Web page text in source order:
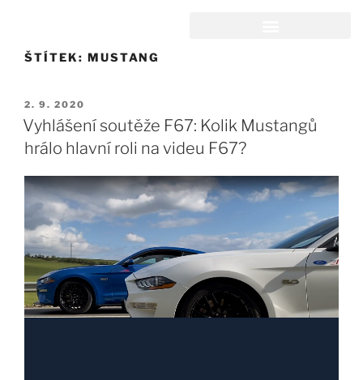
ŠTÍTEK: MUSTANG
2. 9. 2020
Vyhlášení soutěže F67: Kolik Mustangů
hrálo hlavní roli na videu F67?